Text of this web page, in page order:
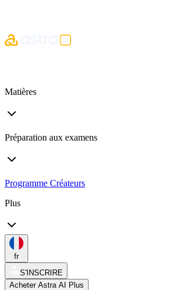
Matières
Préparation aux examens
Programme Créateurs
Plus
fr
S'INSCRIRE
Acheter Astra AI Plus